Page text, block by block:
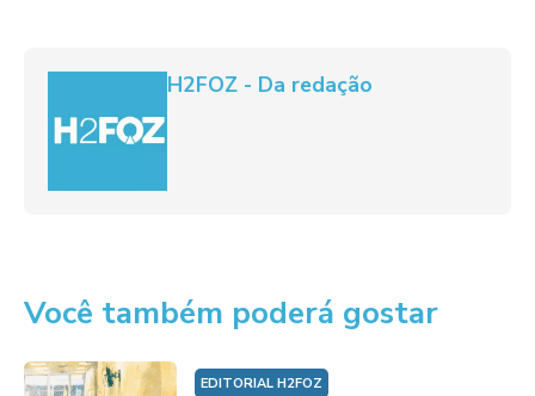
H2FOZ - Da redação
Você também poderá gostar
EDITORIAL H2FOZ